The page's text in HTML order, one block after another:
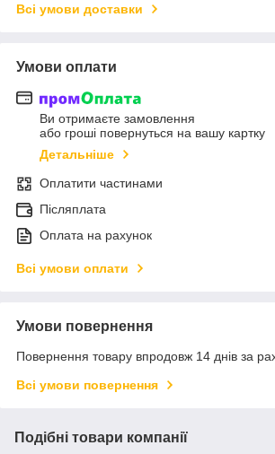
Всі умови доставки
Умови оплати
Ви отримаєте замовлення
або гроші повернуться на вашу картку
Детальніше
Оплатити частинами
Післяплата
Оплата на рахунок
Всі умови оплати
Умови повернення
Повернення товару впродовж 14 днів за
Всі умови повернення
Подібні товари компанії